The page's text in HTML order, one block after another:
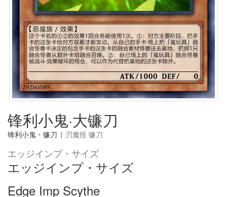
锋利小鬼·大镰刀
锋利小鬼・镰刀 | 刃魔怪 镰刀
エッジインプ・サイズ
エッジインプ・サイズ
Edge Imp Scythe